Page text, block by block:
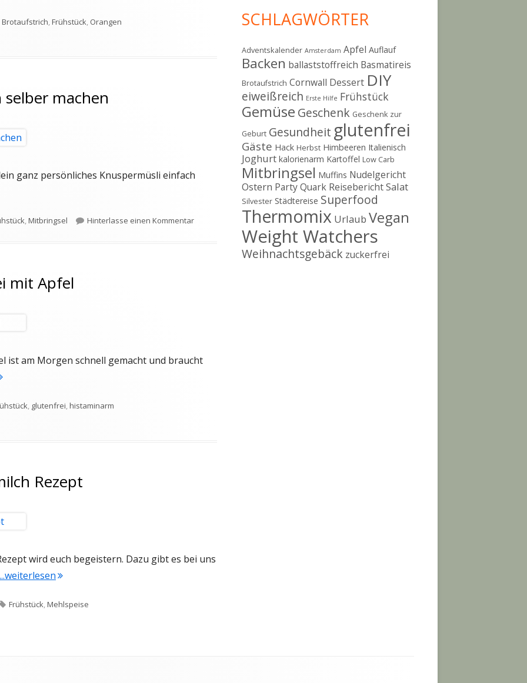
Schlagwörter
Brotaufstrich,Frühstück, Orangen
Orangenmarmelade mit Zimt
machen
ganz persönliches Knuspermüsli einfach
einfach selber machen"
,Mitbringsel Hinterlasse einen Kommentarzu Knuspermüsli einfach selber machen
mit Apfel
ist am Morgen schnell gemacht und braucht
Haferbrei mit Apfel"
, glutenfrei,histaminarm
Haferbrei mit Apfel
Rezept
wird euch begeistern. Dazu gibt es bei uns
...weiterlesen"Pancakes mit Buttermilch Rezept"
Schlagwörter
Frühstück,Mehlspeise
mit Buttermilch Rezept
SCHLAGWÖRTER
Adventskalender Amsterdam Apfel Auflauf
Backen ballaststoffreich Basmatireis
Brotaufstrich Cornwall Dessert DIY
eiweißreich Erste Hilfe Frühstück
Gemüse Geschenk Geschenk zur
Geburt Gesundheit glutenfrei
Gäste Hack Herbst Himbeeren Italienisch
Joghurt kalorienarm Kartoffel Low Carb
Mitbringsel Muffins Nudelgericht
Ostern PartyQuark ReiseberichtSalat
Silvester Städtereise Superfood
Thermomix Urlaub Vegan
Weight Watchers
Weihnachtsgebäck zuckerfrei